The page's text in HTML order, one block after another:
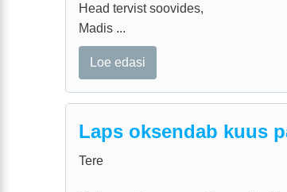
Head tervist soovides,
Madis ...
Loe edasi
Laps oksendab kuus
Tere